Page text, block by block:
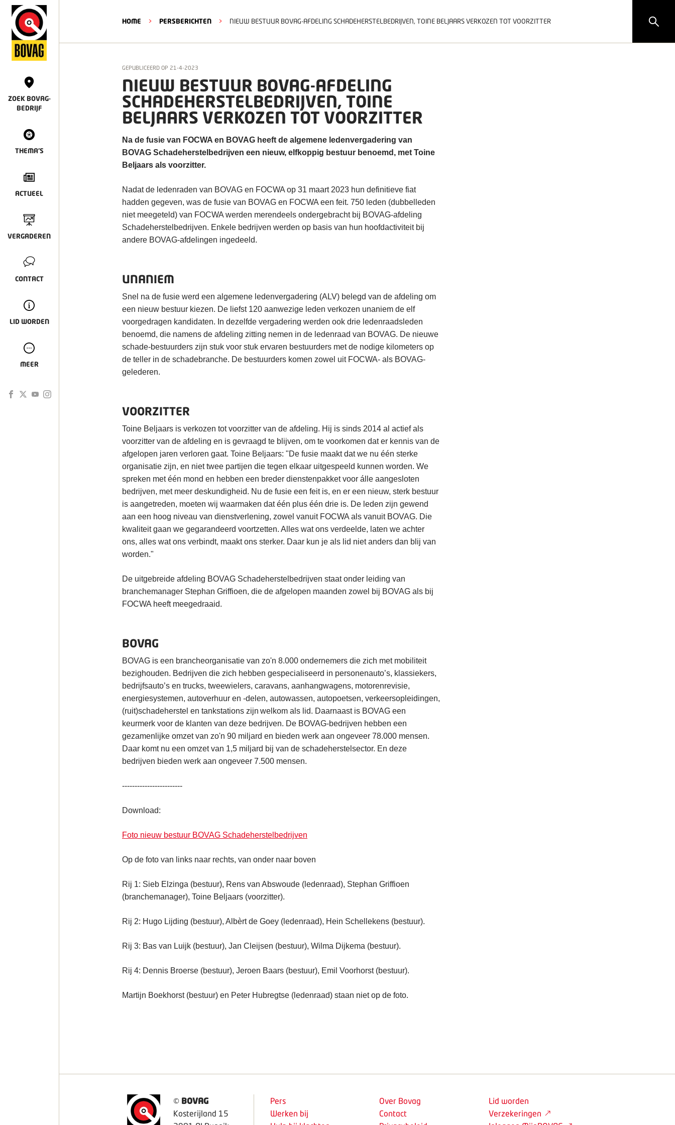
ZOEK BOVAG-
BEDRIJF
THEMA'S
ACTUEEL
VERGADEREN
CONTACT
LID WORDEN
MEER
HOME > PERSBERICHTEN > NIEUW BESTUUR BOVAG-AFDELING SCHADEHERSTELBEDRIJVEN, TOINE BELJAARS VERKOZEN TOT VOORZITTER
GEPUBLICEERD OP 21-4-2023
NIEUW BESTUUR BOVAG-AFDELING
SCHADEHERSTELBEDRIJVEN, TOINE
BELJAARS VERKOZEN TOT VOORZITTER
Na de fusie van FOCWA en BOVAG heeft de algemene ledenvergadering van
BOVAG Schadeherstelbedrijven een nieuw, elfkoppig bestuur benoemd, met Toine
Beljaars als voorzitter.
Nadat de ledenraden van BOVAG en FOCWA op 31 maart 2023 hun definitieve fiat
hadden gegeven, was de fusie van BOVAG en FOCWA een feit. 750 leden (dubbelleden
niet meegeteld) van FOCWA werden merendeels ondergebracht bij BOVAG-afdeling
Schadeherstelbedrijven. Enkele bedrijven werden op basis van hun hoofdactiviteit bij
andere BOVAG-afdelingen ingedeeld.
UNANIEM
Snel na de fusie werd een algemene ledenvergadering (ALV) belegd van de afdeling om
een nieuw bestuur kiezen. De liefst 120 aanwezige leden verkozen unaniem de elf
voorgedragen kandidaten. In dezelfde vergadering werden ook drie ledenraadsleden
benoemd, die namens de afdeling zitting nemen in de ledenraad van BOVAG. De nieuwe
schade-bestuurders zijn stuk voor stuk ervaren bestuurders met de nodige kilometers op
de teller in de schadebranche. De bestuurders komen zowel uit FOCWA- als BOVAG-
gelederen.
VOORZITTER
Toine Beljaars is verkozen tot voorzitter van de afdeling. Hij is sinds 2014 al actief als
voorzitter van de afdeling en is gevraagd te blijven, om te voorkomen dat er kennis van de
afgelopen jaren verloren gaat. Toine Beljaars: "De fusie maakt dat we nu één sterke
organisatie zijn, en niet twee partijen die tegen elkaar uitgespeeld kunnen worden. We
spreken met één mond en hebben een breder dienstenpakket voor álle aangesloten
bedrijven, met meer deskundigheid. Nu de fusie een feit is, en er een nieuw, sterk bestuur
is aangetreden, moeten wij waarmaken dat één plus één drie is. De leden zijn gewend
aan een hoog niveau van dienstverlening, zowel vanuit FOCWA als vanuit BOVAG. Die
kwaliteit gaan we gegarandeerd voortzetten. Alles wat ons verdeelde, laten we achter
ons, alles wat ons verbindt, maakt ons sterker. Daar kun je als lid niet anders dan blij van
worden."
De uitgebreide afdeling BOVAG Schadeherstelbedrijven staat onder leiding van
branchemanager Stephan Griffioen, die de afgelopen maanden zowel bij BOVAG als bij
FOCWA heeft meegedraaid.
BOVAG
BOVAG is een brancheorganisatie van zo'n 8.000 ondernemers die zich met mobiliteit
bezighouden. Bedrijven die zich hebben gespecialiseerd in personenauto’s, klassiekers,
bedrijfsauto’s en trucks, tweewielers, caravans, aanhangwagens, motorenrevisie,
energiesystemen, autoverhuur en -delen, autowassen, autopoetsen, verkeersopleidingen,
(ruit)schadeherstel en tankstations zijn welkom als lid. Daarnaast is BOVAG een
keurmerk voor de klanten van deze bedrijven. De BOVAG-bedrijven hebben een
gezamenlijke omzet van zo'n 90 miljard en bieden werk aan ongeveer 78.000 mensen.
Daar komt nu een omzet van 1,5 miljard bij van de schadeherstelsector. En deze
bedrijven bieden werk aan ongeveer 7.500 mensen.
------------------------
Download:
Foto nieuw bestuur BOVAG Schadeherstelbedrijven
Op de foto van links naar rechts, van onder naar boven
Rij 1: Sieb Elzinga (bestuur), Rens van Abswoude (ledenraad), Stephan Griffioen
(branchemanager), Toine Beljaars (voorzitter).
Rij 2: Hugo Lijding (bestuur), Albèrt de Goey (ledenraad), Hein Schellekens (bestuur).
Rij 3: Bas van Luijk (bestuur), Jan Cleijsen (bestuur), Wilma Dijkema (bestuur).
Rij 4: Dennis Broerse (bestuur), Jeroen Baars (bestuur), Emil Voorhorst (bestuur).
Martijn Boekhorst (bestuur) en Peter Hubregtse (ledenraad) staan niet op de foto.
© BOVAG
Kosterijland 15
Pers
Werken bij
Over Bovag
Contact
Lid worden
Verzekeringen